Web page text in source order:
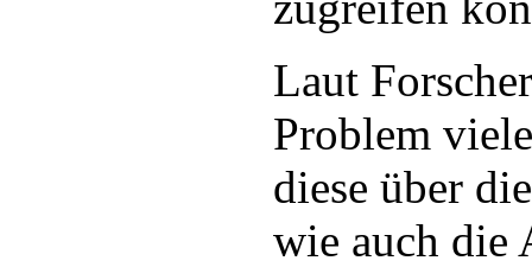
Laut
Problem
diese über
wie auch die